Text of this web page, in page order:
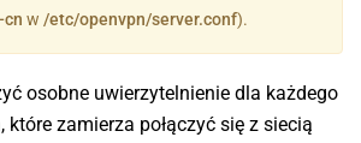
w /etc/openvpn/server.conf).
osobne uwierzytelnienie dla każdego
które zamierza połączyć się z siecią